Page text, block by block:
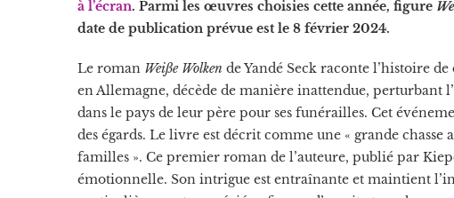
à l’écran. Parmi les œuvres choisies cette année, figure
date de publication prévue est le 8 février 2024.
Le roman Weiße Wolken de Yandé Seck raconte l’histoire
en Allemagne, décède de manière inattendue, perturbant
dans le pays de leur père pour ses funérailles. Cet
des égards. Le livre est décrit comme une « grande chasse
familles ». Ce premier roman de l’auteure, publié par
émotionnelle. Son intrigue est entraînante et maintient